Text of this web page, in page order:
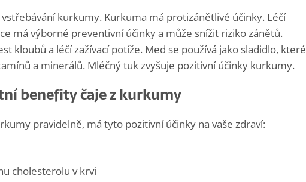
kurkumy. Kurkuma má protizánětlivé účinky. Léčí
má výborné preventivní účinky a může snížit riziko zánětů.
kloubů a léčí zažívací potíže. Med se používá jako sladidlo, které
a minerálů. Mléčný tuk zvyšuje pozitivní účinky kurkumy.
benefity čaje z kurkumy
pravidelně, má tyto pozitivní účinky na vaše zdraví:
cholesterolu v krvi